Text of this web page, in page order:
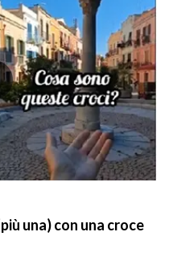
una) con una croce